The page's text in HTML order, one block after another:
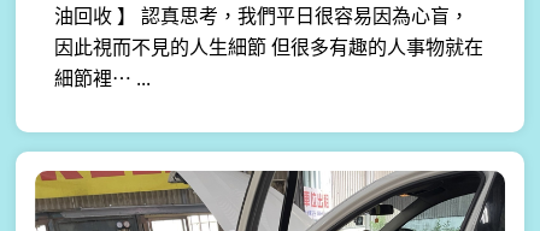
油回收 】 認真思考，我們平日很容易因為心盲，
因此視而不見的人生細節 但很多有趣的人事物就在
細節裡⋯ ...